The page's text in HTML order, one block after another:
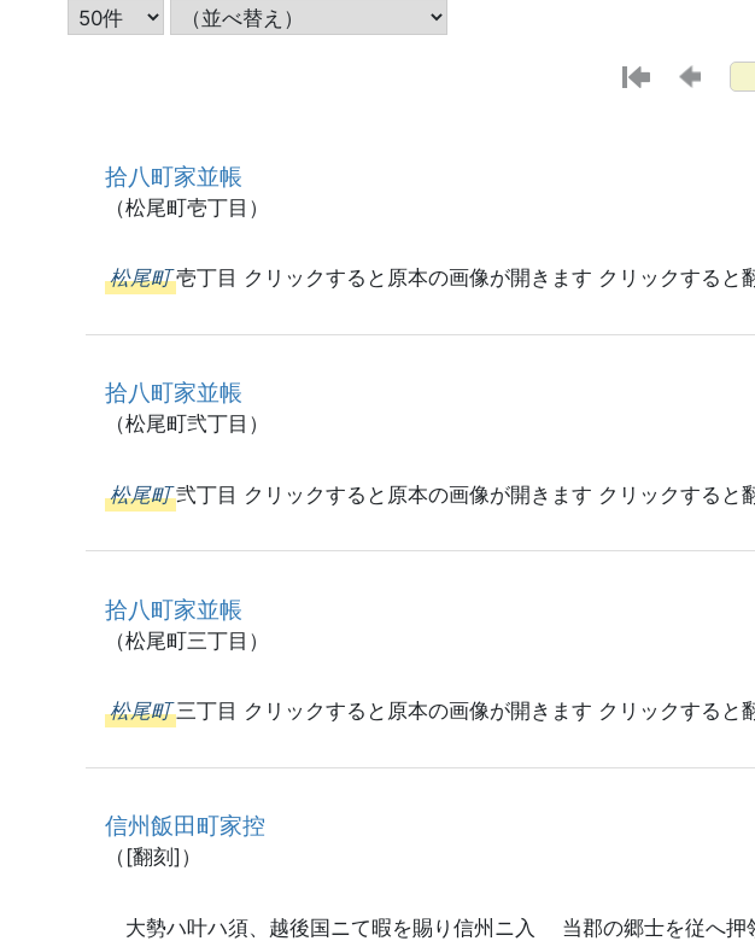
拾八町家並帳
（松尾町壱丁目）
松尾町 壱丁目 クリックすると原本の画像が開きます クリックする
拾八町家並帳
（松尾町弐丁目）
松尾町 弐丁目 クリックすると原本の画像が開きます クリックする
拾八町家並帳
（松尾町三丁目）
松尾町 三丁目 クリックすると原本の画像が開きます クリックする
信州飯田町家控
（[翻刻]）
大勢ハ叶ハ須、越後国ニて暇を賜り信州ニ入 当郡の郷士を従へ押